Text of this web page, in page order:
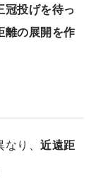
冠投げを待っ
離の展開を作
なり、近遠距